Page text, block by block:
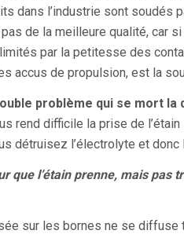
dans l’industrie sont soudés
de la meilleure qualité, car
par la petitesse des
accus de propulsion, est la
problème qui se mort la
rend difficile la prise de
détruisez l’électrolyte et donc
que l’étain prenne, mais pas
sur les bornes ne se